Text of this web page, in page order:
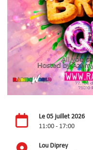
Le 05 juillet 2026
11:00 - 17:00
Lou Diprey